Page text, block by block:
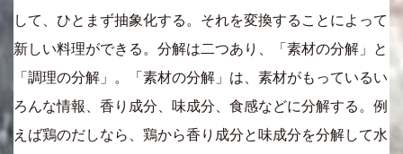
して、ひとまず抽象化する。それを変換することによって
新しい料理ができる。分解は二つあり、「素材の分解」と
「調理の分解」。「素材の分解」は、素材がもっているい
ろんな情報、香り成分、味成分、食感などに分解する。例
えば鶏のだしなら、鶏から香り成分と味成分を分解して水